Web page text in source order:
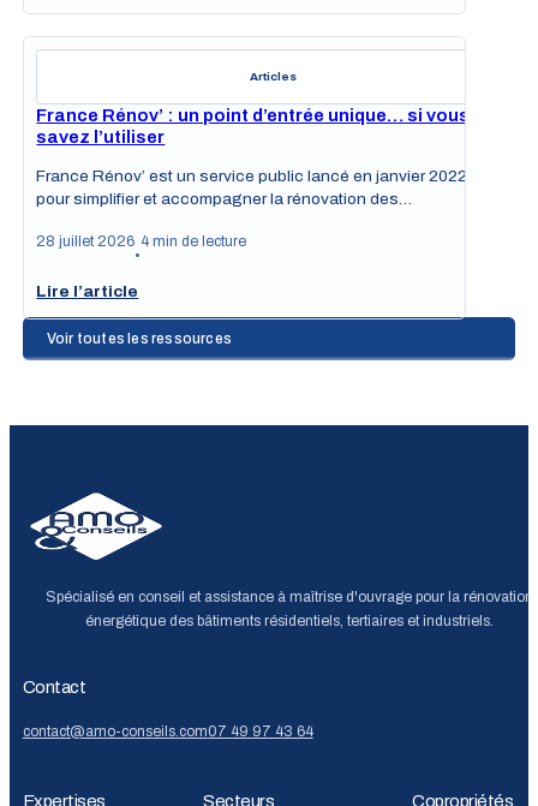
Articles
France Rénov’ : un point d’entrée unique… si vous
savez l’utiliser
France Rénov’ est un service public lancé en janvier 2022
pour simplifier et accompagner la rénovation des…
28 juillet 2026
•
4 min de lecture
Lire l’article
Voir toutes les ressources
Spécialisé en conseil et assistance à maîtrise d'ouvrage pour la rénovation
énergétique des bâtiments résidentiels, tertiaires et industriels.
Contact
contact@amo-conseils.com07 49 97 43 64